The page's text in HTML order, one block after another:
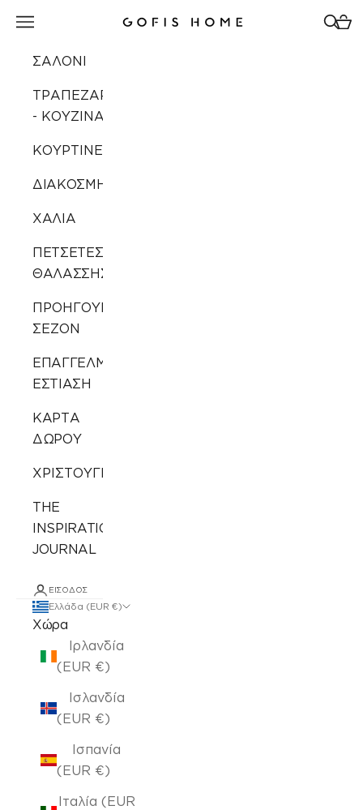
Gofis Home
Άνοιγμα μενού πλοήγησης
ΣΑΛΟΝΙ
ΤΡΑΠΕΖΑΡΙΑ
- ΚΟΥΖΙΝΑ
ΚΟΥΡΤΙΝΕΣ
ΔΙΑΚΟΣΜΗΣΗ
ΧΑΛΙΑ
ΠΕΤΣΕΤΕΣ
ΘΑΛΑΣΣΗΣ
ΠΡΟΗΓΟΥΜΕΝΩΝ
ΣΕΖΟΝ
ΕΠΑΓΓΕΛΜΑΤΙΚΗ
ΕΣΤΙΑΣΗ
ΚΑΡΤΑ
ΔΩΡΟΥ
ΧΡΙΣΤΟΥΓΕΝΝΙΑΤΙΚΑ
THE
INSPIRATION
JOURNAL
ΕΊΣΟΔΟΣ
Ελλάδα (EUR €)
Χώρα
Ιρλανδία
(EUR €)
Ισλανδία
(EUR €)
Ισπανία
(EUR €)
Ιταλία (EUR